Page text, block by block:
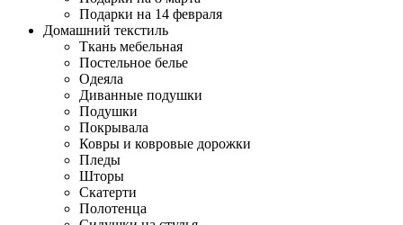
Подарки на 14 февраля
Домашний текстиль
Ткань мебельная
Постельное белье
Одеяла
Диванные подушки
Подушки
Покрывала
Ковры и ковровые дорожки
Пледы
Шторы
Скатерти
Полотенца